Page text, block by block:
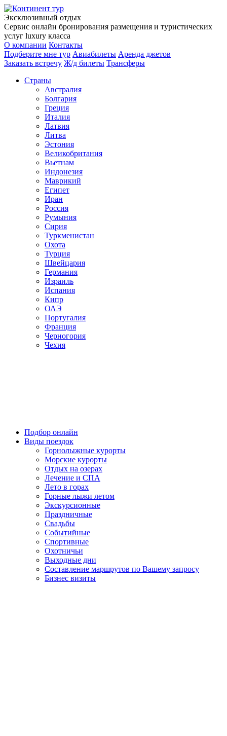
Эксклюзивный отдых
Сервис онлайн бронирования размещения и туристических
услуг luxury класса
О компании Контакты
Подберите мне тур Авиабилеты Аренда джетов
Заказать встречу Ж/д билеты Трансферы
Страны
Австралия
Болгария
Греция
Италия
Латвия
Литва
Эстония
Великобритания
Вьетнам
Индонезия
Маврикий
Египет
Иран
Россия
Румыния
Сирия
Туркменистан
Охота
Турция
Швейцария
Германия
Израиль
Испания
Кипр
ОАЭ
Португалия
Франция
Черногория
Чехия
Подбор онлайн
Виды поездок
Горнолыжные курорты
Морские курорты
Отдых на озерах
Лечение и СПА
Лето в горах
Горные лыжи летом
Экскурсионные
Праздничные
Свадьбы
Событийные
Спортивные
Охотничьи
Выходные дни
Составление маршрутов по Вашему запросу
Бизнес визиты